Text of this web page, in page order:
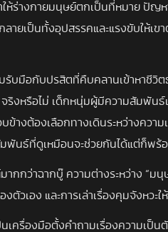
ให้ร่างกายมนุษย์ตกเป็นที่หมาย ปั
ยเป็นทั้งอุปสรรคและแรงขับให้เข
รับมือกับปรสิตที่คืบคลานเข้าหาชีวิ
งหรือไม่ เด็กหนุ่มผู้มีความสัมพันธ์
ข้างต้องเลือกทางเดินระหว่างคว
มพันธ์ที่ดูเหมือนจะช่วยกันได้แต่ก็พร้
กว่าฉากบู๊ ความต่างระหว่าง “มนุ
งตัวเอง และการเล่าเรื่องคุมจังห
นเครื่องมือตั้งคำถามเรื่องความเ